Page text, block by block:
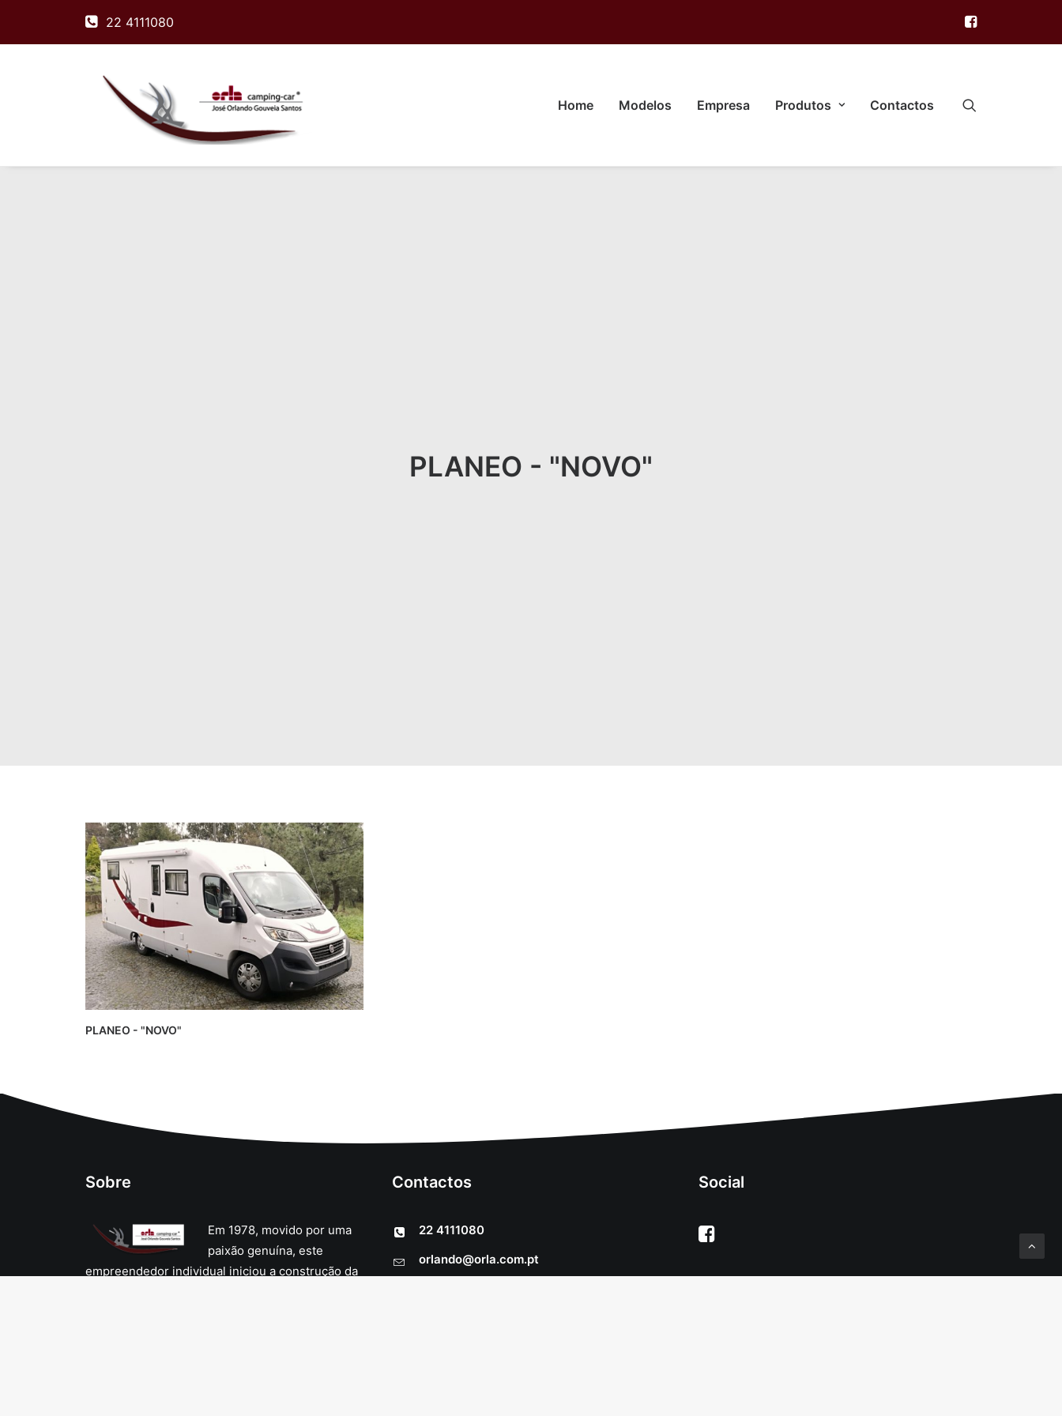
22 4111080
Home Modelos Empresa Produtos Contactos
PLANEO - "NOVO"
PLANEO - "NOVO"
Sobre
Em 1978, movido por uma
paixão genuína, este
empreendedor individual iniciou a construção da
Contactos
22 4111080
orlando@orla.com.pt
Social